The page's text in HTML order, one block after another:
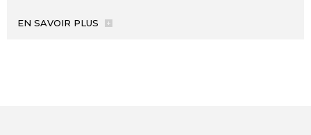
EN SAVOIR PLUS